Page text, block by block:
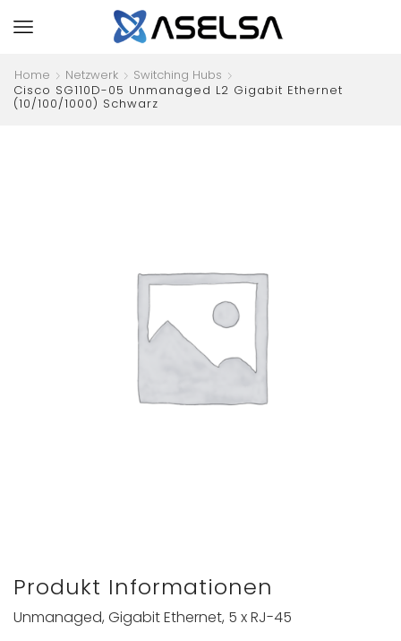
Home Netzwerk
Switching Hubs
Cisco SG110D-05 Unmanaged L2 Gigabit Ethernet
(10/100/1000) Schwarz
Produkt Informationen
Unmanaged, Gigabit Ethernet, 5 x RJ-45